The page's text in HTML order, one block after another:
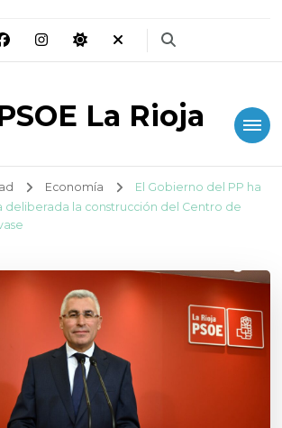
La Rioja
Economía
El Gobierno del PP ha
deliberada la construcción del Centro de